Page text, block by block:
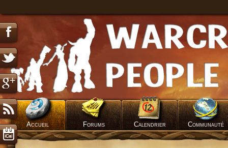
Accueil Forums Calendrier Communauté